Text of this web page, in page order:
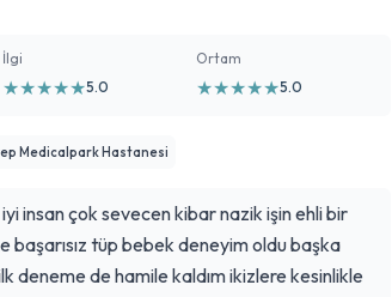
İlgi
★★★★★5.0
Ortam
★★★★★5.0
Medicalpark Hastanesi
iyi insan çok sevecen kibar nazik işin ehli bir
başarısız tüp bebek deneyim oldu başka
deneme de hamile kaldım ikizlere kesinlikle